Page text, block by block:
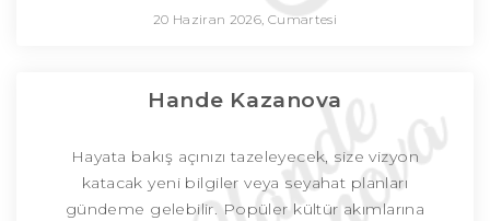
20 Haziran 2026, Cumartesi
Hande Kazanova
Hayata bakış açınızı tazeleyecek, size vizyon
katacak yeni bilgiler veya seyahat planları
gündeme gelebilir. Popüler kültür akımlarına